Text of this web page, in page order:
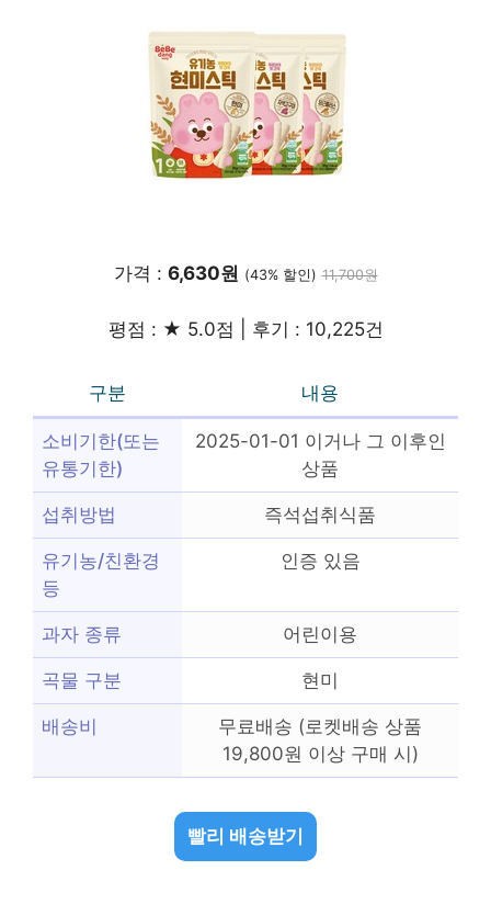
가격 : 6,630원 (43% 할인) 11,700원
평점 : ★ 5.0점 | 후기 : 10,225건
구분 내용
소비기한(또는
유통기한)
2025-01-01 이거나 그 이후인
상품
섭취방법 즉석섭취식품
유기농/친환경
등
인증 있음
과자 종류 어린이용
곡물 구분 현미
배송비
무료배송 (로켓배송 상품
19,800원 이상 구매 시)
빨리 배송받기